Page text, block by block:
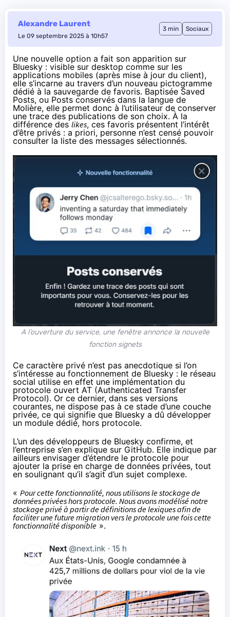
Alexandre Laurent
Le 09 septembre 2025 à 10h57
3 min Sociaux
Une nouvelle option a fait son apparition sur
Bluesky : visible sur desktop comme sur les
applications mobiles (après mise à jour du client),
elle s’incarne au travers d’un nouveau pictogramme
dédié à la sauvegarde de favoris. Baptisée Saved
Posts, ou Posts conservés dans la langue de
Molière, elle permet donc à l’utilisateur de conserver
une trace des publications de son choix. À la
différence deslikes, ces favoris présentent l’intérêt
d’être privés : a priori, personne n’est censé pouvoir
consulter la liste des messages sélectionnés.
A l’ouverture du service, une fenêtre annonce la nouvelle
fonction signets
Ce caractère privé n’est pas anecdotique si l’on
s’intéresse au fonctionnement de Bluesky : le réseau
social utilise en effet une implémentation du
protocole ouvert AT (Authenticated Transfer
Protocol). Or ce dernier, dans ses versions
courantes, ne dispose pas à ce stade d’une couche
privée, ce qui signifie que Bluesky a dû développer
un module dédié, hors protocole.
L’un des développeurs de Bluesky confirme, et
l’entreprise s’enexplique sur GitHub. Elle indique par
ailleurs envisager d’étendre le protocole pour
ajouter la prise en charge de données privées, tout
en soulignant qu’il s’agit d’un sujet complexe.
« Pour cette fonctionnalité, nous utilisons le stockage de
données privées hors protocole. Nous avons modélisé notre
stockage privé à partir de définitions de lexiques afin de
faciliter une future migration vers le protocole une fois cette
fonctionnalité disponible ».